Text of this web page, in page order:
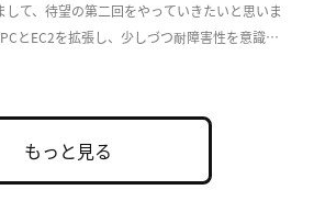
て、待望の第二回をやっていきたいと思いま
とEC2を拡張し、少しづつ耐障害性を意識し
もっと見る